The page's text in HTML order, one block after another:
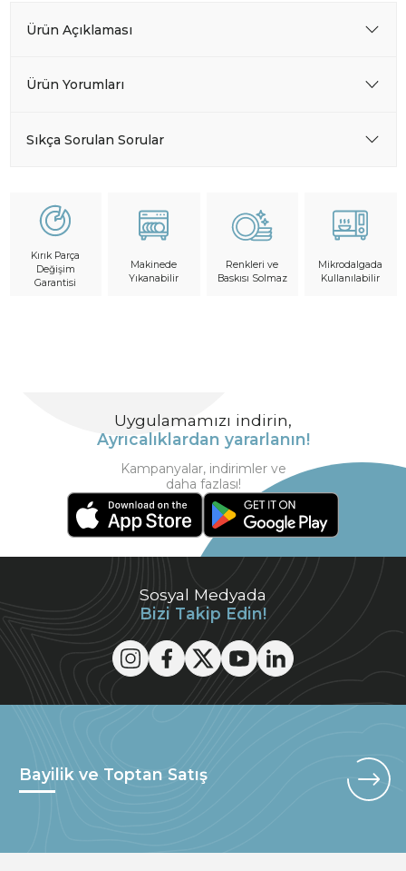
Ürün Açıklaması
Ürün Yorumları
Sıkça Sorulan Sorular
Kırık Parça
Değişim
Garantisi
Makinede
Yıkanabilir
Renkleri ve
Baskısı Solmaz
Mikrodalgada
Kullanılabilir
Sosyal Medyada
Bizi Takip Edin!
Uygulamamızı indirin,
Ayrıcalıklardan yararlanın!
Kampanyalar, indirimler ve
daha fazlası!
Bayilik ve Toptan Satış